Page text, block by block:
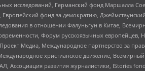
исследований, Германский фонд Маршалла
фонд за демократию,
в отношении Фалуньгун в Китае,
Форум русскоязычных
Медиа, Международное партнерство за
христианское движение,
развития журналистики, IStories